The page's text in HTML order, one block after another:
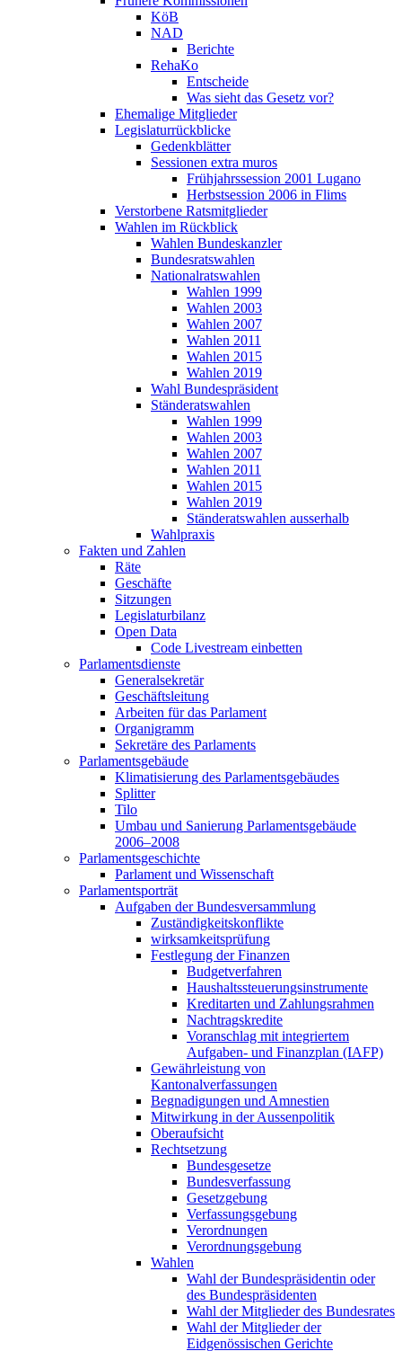
KöB
NAD
Berichte
RehaKo
Entscheide
Was sieht das Gesetz vor?
Ehemalige Mitglieder
Legislaturrückblicke
Gedenkblätter
Sessionen extra muros
Frühjahrssession 2001 Lugano
Herbstsession 2006 in Flims
Verstorbene Ratsmitglieder
Wahlen im Rückblick
Wahlen Bundeskanzler
Bundesratswahlen
Nationalratswahlen
Wahlen 1999
Wahlen 2003
Wahlen 2007
Wahlen 2011
Wahlen 2015
Wahlen 2019
Wahl Bundespräsident
Ständeratswahlen
Wahlen 1999
Wahlen 2003
Wahlen 2007
Wahlen 2011
Wahlen 2015
Wahlen 2019
Ständeratswahlen ausserhalb
Wahlpraxis
Fakten und Zahlen
Räte
Geschäfte
Sitzungen
Legislaturbilanz
Open Data
Code Livestream einbetten
Parlamentsdienste
Generalsekretär
Geschäftsleitung
Arbeiten für das Parlament
Organigramm
Sekretäre des Parlaments
Parlamentsgebäude
Klimatisierung des Parlamentsgebäudes
Splitter
Tilo
Umbau und Sanierung Parlamentsgebäude
2006–2008
Parlamentsgeschichte
Parlament und Wissenschaft
Parlamentsporträt
Aufgaben der Bundesversammlung
Zuständigkeitskonflikte
wirksamkeitsprüfung
Festlegung der Finanzen
Budgetverfahren
Haushaltssteuerungsinstrumente
Kreditarten und Zahlungsrahmen
Nachtragskredite
Voranschlag mit integriertem
Aufgaben- und Finanzplan (IAFP)
Gewährleistung von
Kantonalverfassungen
Begnadigungen und Amnestien
Mitwirkung in der Aussenpolitik
Oberaufsicht
Rechtsetzung
Bundesgesetze
Bundesverfassung
Gesetzgebung
Verfassungsgebung
Verordnungen
Verordnungsgebung
Wahlen
Wahl der Bundespräsidentin oder
des Bundespräsidenten
Wahl der Mitglieder des Bundesrates
Wahl der Mitglieder der
Eidgenössischen Gerichte